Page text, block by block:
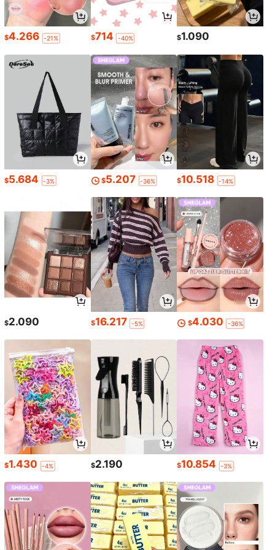
$4.266 -21% $714 -40% $1.090
$5.684 -3% $5.207 -36% $10.518 -14%
$2.090 $16.217 -5% $4.030 -36%
$1.430 -4% $2.190 $10.854 -3%